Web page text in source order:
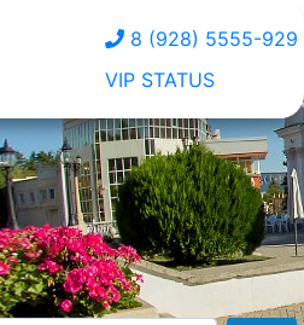
8 (928) 5555-929
VIP STATUS